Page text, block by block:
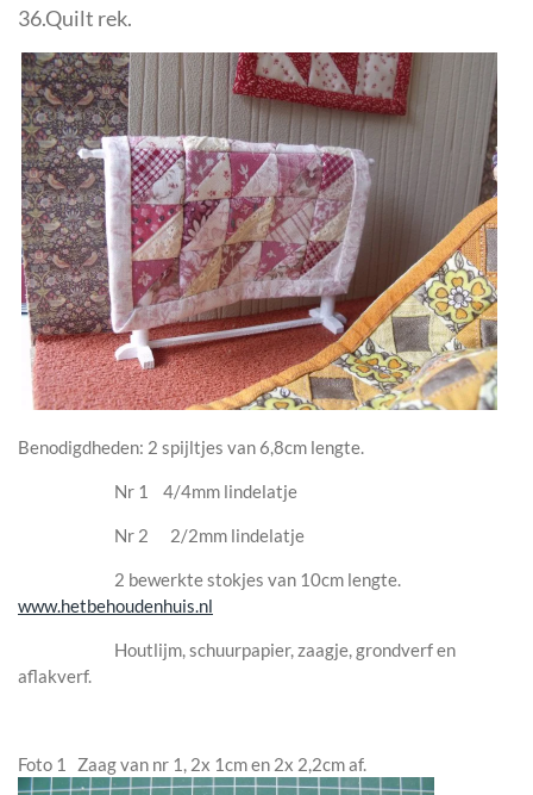
36.Quilt rek.
Benodigdheden: 2 spijltjes van 6,8cm lengte.
Nr 1 4/4mm lindelatje
Nr 2 2/2mm lindelatje
2 bewerkte stokjes van 10cm lengte.
www.hetbehoudenhuis.nl
Houtlijm, schuurpapier, zaagje, grondverf en
aflakverf.
Foto 1 Zaag van nr 1, 2x 1cm en 2x 2,2cm af.